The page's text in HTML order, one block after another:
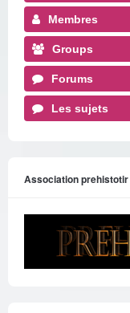
Membres
Groups
Forums
Les sujets
Association prehistotir